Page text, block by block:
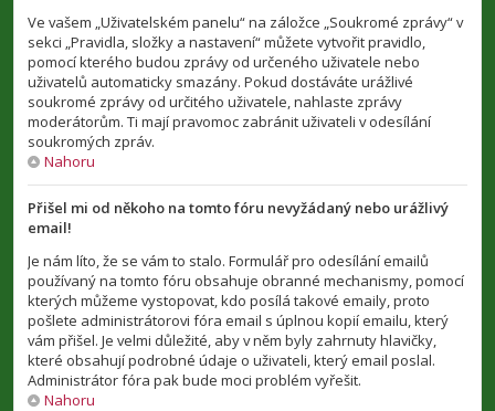
Ve vašem „Uživatelském panelu“ na záložce „Soukromé zprávy“ v
sekci „Pravidla, složky a nastavení“ můžete vytvořit pravidlo,
pomocí kterého budou zprávy od určeného uživatele nebo
uživatelů automaticky smazány. Pokud dostáváte urážlivé
soukromé zprávy od určitého uživatele, nahlaste zprávy
moderátorům. Ti mají pravomoc zabránit uživateli v odesílání
soukromých zpráv.
Nahoru
Přišel mi od někoho na tomto fóru nevyžádaný nebo urážlivý
email!
Je nám líto, že se vám to stalo. Formulář pro odesílání emailů
používaný na tomto fóru obsahuje obranné mechanismy, pomocí
kterých můžeme vystopovat, kdo posílá takové emaily, proto
pošlete administrátorovi fóra email s úplnou kopií emailu, který
vám přišel. Je velmi důležité, aby v něm byly zahrnuty hlavičky,
které obsahují podrobné údaje o uživateli, který email poslal.
Administrátor fóra pak bude moci problém vyřešit.
Nahoru